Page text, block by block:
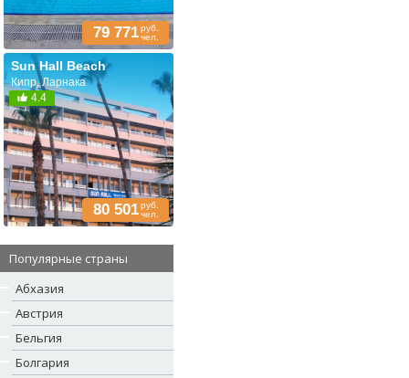
79 771руб.
чел.
Sun Hall Beach
Кипр, Ларнака
4.4
80 501руб.
чел.
Популярные страны
Абхазия
Австрия
Бельгия
Болгария